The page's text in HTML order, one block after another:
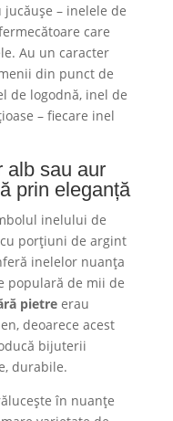
– inelele de
care
Au un caracter
din punct de
de logodnă, inel de
– fiecare inel
alb sau aur
prin eleganță
inelului de
porțiuni de argint
inelelor nuanța
populară de mii de
pietre erau
deoarece acest
bijuterii
durabile.
în nuanțe